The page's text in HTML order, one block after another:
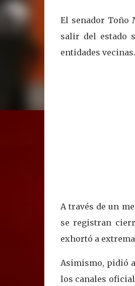
El senador Toño
salir del estado
entidades vecinas.
A través de un
se registran
exhortó a
Asimismo, pidió
los canales